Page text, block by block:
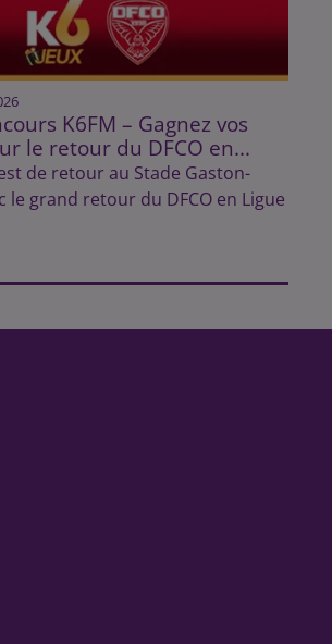
K6FM – Gagnez vos
le retour du DFCO en...
de retour au Stade Gaston-
le grand retour du DFCO en Ligue